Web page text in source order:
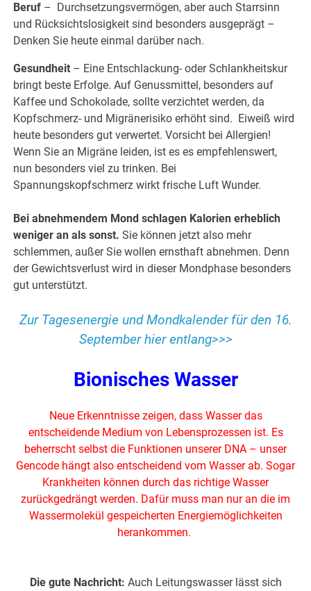
Beruf – Durchsetzungsvermögen, aber auch Starrsinn
und Rücksichtslosigkeit sind besonders ausgeprägt –
Denken Sie heute einmal darüber nach.
Gesundheit – Eine Entschlackung- oder Schlankheitskur
bringt beste Erfolge. Auf Genussmittel, besonders auf
Kaffee und Schokolade, sollte verzichtet werden, da
Kopfschmerz- und Migränerisiko erhöht sind. Eiweiß wird
heute besonders gut verwertet. Vorsicht bei Allergien!
Wenn Sie an Migräne leiden, ist es es empfehlenswert,
nun besonders viel zu trinken. Bei
Spannungskopfschmerz wirkt frische Luft Wunder.
Bei abnehmendem Mond schlagen Kalorien erheblich
weniger an als sonst. Sie können jetzt also mehr
schlemmen, außer Sie wollen ernsthaft abnehmen. Denn
der Gewichtsverlust wird in dieser Mondphase besonders
gut unterstützt.
Zur Tagesenergie und Mondkalender für den 16.
September hier entlang>>>
Bionisches Wasser
Neue Erkenntnisse zeigen, dass Wasser das
entscheidende Medium von Lebensprozessen ist. Es
beherrscht selbst die Funktionen unserer DNA – unser
Gencode hängt also entscheidend vom Wasser ab. Sogar
Krankheiten können durch das richtige Wasser
zurückgedrängt werden. Dafür muss man nur an die im
Wassermolekül gespeicherten Energiemöglichkeiten
herankommen.
Die gute Nachricht: Auch Leitungswasser lässt sich